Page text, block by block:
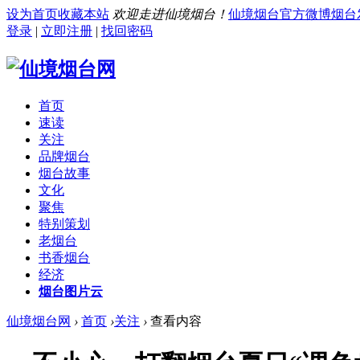
设为首页收藏本站 欢迎走进仙境烟台！ 仙境烟台官方微博烟台
登录 | 立即注册 | 找回密码
首页
速读
关注
品牌烟台
烟台故事
文化
聚焦
特别策划
老烟台
书香烟台
经济
烟台图片云
仙境烟台网 › 首页 ›关注 › 查看内容